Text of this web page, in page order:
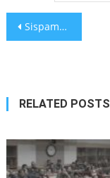
Post
Sispamkota di Probolinggo Berlangsung Dramatis, Polisi Siap Lakukan Pengamanan Pilkada 2024
RELATED POSTS